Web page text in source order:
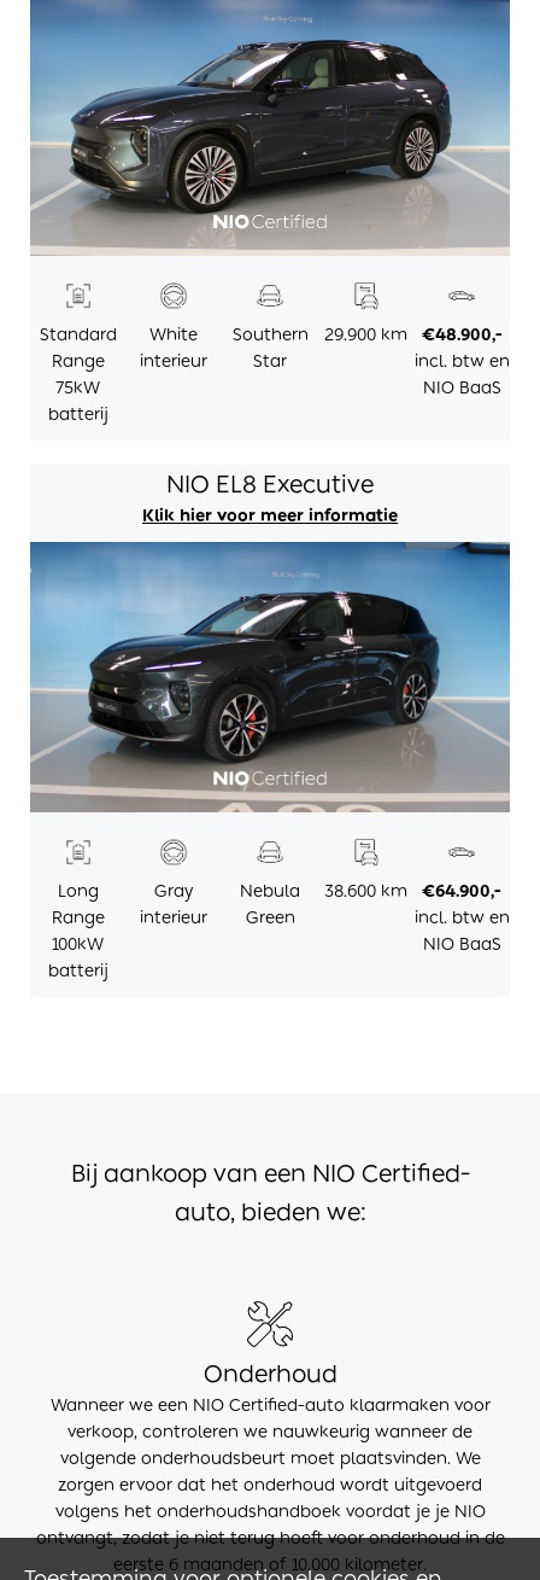
Standard
Range
75kW
batterij
White
interieur
Southern
Star
29.900 km
€48.900,-
incl. btw en
NIO BaaS
NIO EL8 Executive
Klik hier voor meer informatie
Long
Range
100kW
batterij
Gray
interieur
Nebula
Green
38.600 km
€64.900,-
incl. btw en
NIO BaaS
Bij aankoop van een NIO Certified-
auto, bieden we:
Onderhoud
Wanneer we een NIO Certified-auto klaarmaken voor
verkoop, controleren we nauwkeurig wanneer de
volgende onderhoudsbeurt moet plaatsvinden. We
zorgen ervoor dat het onderhoud wordt uitgevoerd
volgens het onderhoudshandboek voordat je je NIO
ontvangt, zodat je niet terug hoeft voor onderhoud in de
eerste 6 maanden of 10.000 kilometer.